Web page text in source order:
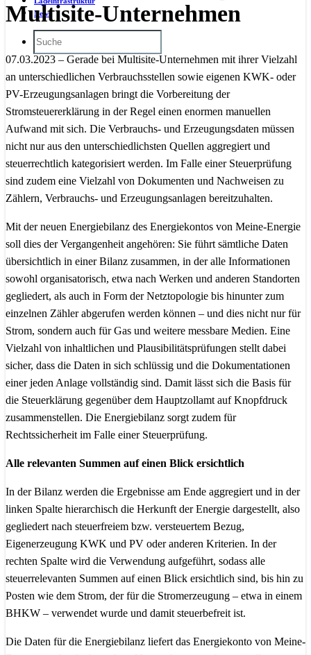
News
Multisite-Unternehmen
07.03.2023 – Gerade bei Multisite-Unternehmen mit ihrer Vielzahl
an unterschiedlichen Verbrauchsstellen sowie eigenen KWK- oder
PV-Erzeugungsanlagen bringt die Vorbereitung der
Stromsteuererklärung in der Regel einen enormen manuellen
Aufwand mit sich. Die Verbrauchs- und Erzeugungsdaten müssen
nicht nur aus den unterschiedlichsten Quellen aggregiert und
steuerrechtlich kategorisiert werden. Im Falle einer Steuerprüfung
sind zudem eine Vielzahl von Dokumenten und Nachweisen zu
Zählern, Verbrauchs- und Erzeugungsanlagen bereitzuhalten.
Mit der neuen Energiebilanz des Energiekontos von Meine-Energie
soll dies der Vergangenheit angehören: Sie führt sämtliche Daten
übersichtlich in einer Bilanz zusammen, in der alle Informationen
sowohl organisatorisch, etwa nach Werken und anderen Standorten
gegliedert, als auch in Form der Netztopologie bis hinunter zum
einzelnen Zähler abgerufen werden können – und dies nicht nur für
Strom, sondern auch für Gas und weitere messbare Medien. Eine
Vielzahl von inhaltlichen und Plausibilitätsprüfungen stellt dabei
sicher, dass die Daten in sich schlüssig und die Dokumentationen
einer jeden Anlage vollständig sind. Damit lässt sich die Basis für
die Steuerklärung gegenüber dem Hauptzollamt auf Knopfdruck
zusammenstellen. Die Energiebilanz sorgt zudem für
Rechtssicherheit im Falle einer Steuerprüfung.
Alle relevanten Summen auf einen Blick ersichtlich
In der Bilanz werden die Ergebnisse am Ende aggregiert und in der
linken Spalte hierarchisch die Herkunft der Energie dargestellt, also
gegliedert nach steuerfreiem bzw. versteuertem Bezug,
Eigenerzeugung KWK und PV oder anderen Kriterien. In der
rechten Spalte wird die Verwendung aufgeführt, sodass alle
steuerrelevanten Summen auf einen Blick ersichtlich sind, bis hin zu
Posten wie dem Strom, der für die Stromerzeugung – etwa in einem
BHKW – verwendet wurde und damit steuerbefreit ist.
Die Daten für die Energiebilanz liefert das Energiekonto von Meine-